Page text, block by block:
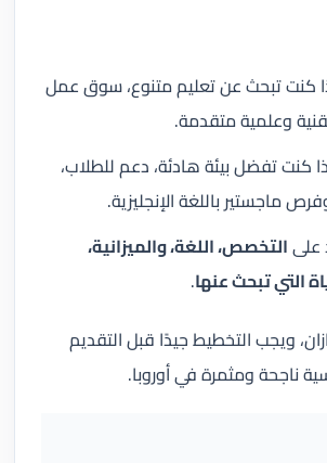
كنت تبحث عن تعليم متنوع، سوق عمل
وعلمية متقدمة.
كنت تفضل بيئة هادئة، دعم للطلاب،
ماجستير باللغة الإنجليزية.
علىالتخصص، اللغة، والميزانية،
التي تبحث عنها.
ويجب التخطيط جيدًا قبل التقديم
ناجحة ومثمرة في أوروبا.